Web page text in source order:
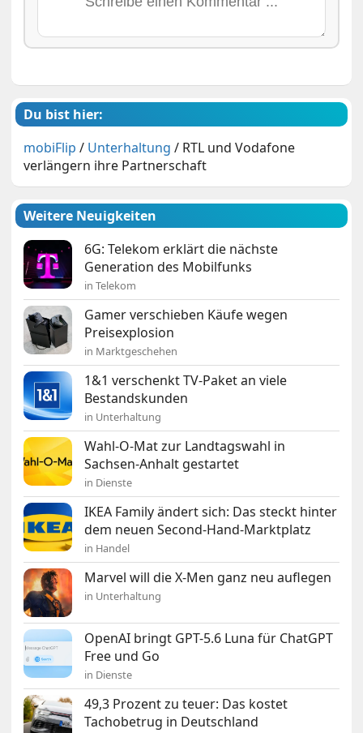
Du bist hier:
mobiFlip / Unterhaltung / RTL und Vodafone
verlängern ihre Partnerschaft
Weitere Neuigkeiten
6G: Telekom erklärt die nächste
Generation des Mobilfunks
in Telekom
Gamer verschieben Käufe wegen
Preisexplosion
in Marktgeschehen
1&1 verschenkt TV-Paket an viele
Bestandskunden
in Unterhaltung
Wahl-O-Mat zur Landtagswahl in
Sachsen-Anhalt gestartet
in Dienste
IKEA Family ändert sich: Das steckt hinter
dem neuen Second-Hand-Marktplatz
in Handel
Marvel will die X-Men ganz neu auflegen
in Unterhaltung
OpenAI bringt GPT-5.6 Luna für ChatGPT
Free und Go
in Dienste
49,3 Prozent zu teuer: Das kostet
Tachobetrug in Deutschland